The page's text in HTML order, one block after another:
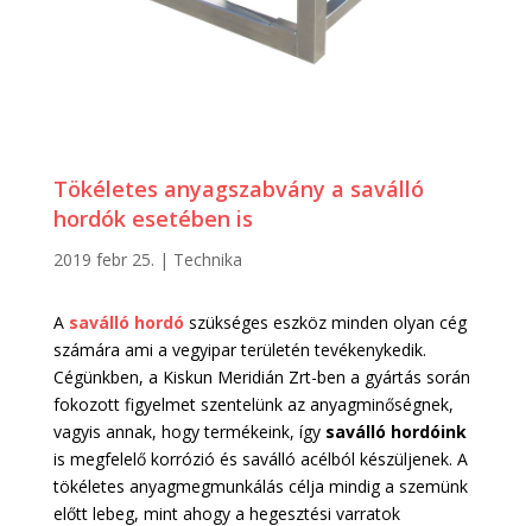
Tökéletes anyagszabvány a saválló
hordók esetében is
2019 febr 25. | Technika
A saválló hordó szükséges eszköz minden olyan cég
számára ami a vegyipar területén tevékenykedik.
Cégünkben, a Kiskun Meridián Zrt-ben a gyártás során
fokozott figyelmet szentelünk az anyagminőségnek,
vagyis annak, hogy termékeink, így saválló hordóink
is megfelelő korrózió és saválló acélból készüljenek. A
tökéletes anyagmegmunkálás célja mindig a szemünk
előtt lebeg, mint ahogy a hegesztési varratok